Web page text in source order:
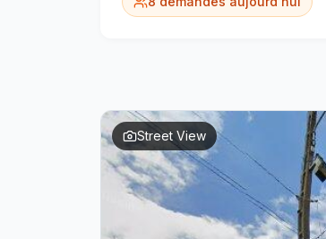
Street View